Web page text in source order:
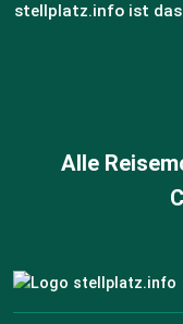
stellplatz.info ist das
Alle